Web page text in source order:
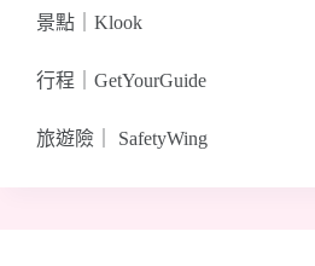
景點｜ Klook
行程｜ GetYourGuide
旅遊險｜ SafetyWing